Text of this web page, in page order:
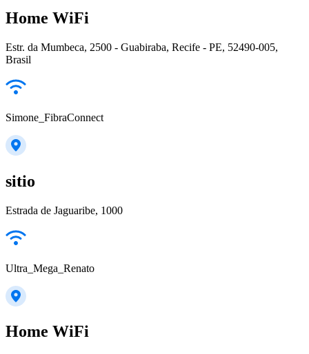
Home WiFi
Estr. da Mumbeca, 2500 - Guabiraba, Recife - PE, 52490-005,
Brasil
Simone_FibraConnect
sitio
Estrada de Jaguaribe, 1000
Ultra_Mega_Renato
Home WiFi